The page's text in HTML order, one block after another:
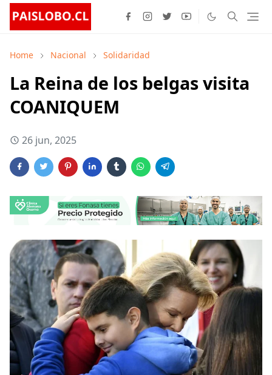
Home Nacional Solidaridad
La Reina de los belgas visita
COANIQUEM
26 jun, 2025